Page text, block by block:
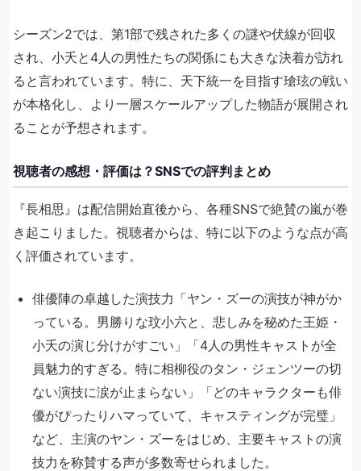
シーズン2では、第1部で残された多くの謎や伏線が回収
され、小夭と4人の男性たちの関係にも大きな決着が訪れ
ると言われています。特に、天下統一を目指す瑲玹の戦い
が本格化し、より一層スケールアップした物語が展開され
ることが予想されます。
視聴者の感想・評価は？SNSでの評判まとめ
『長相思』は配信開始直後から、各種SNSで絶賛の嵐が巻
き起こりました。視聴者からは、特に以下のような点が高
く評価されています。
俳優陣の卓越した演技力「ヤン・ズーの演技が神がか
っている。男勝りな玟小六と、悲しみを秘めた王姫・
小夭の演じ分けがすごい」「4人の男性キャストが全
員魅力的すぎる。特に相柳役のタン・ジェンツーの切
ない演技に涙が止まらない」「どのキャラクターも俳
優がぴったりハマっていて、キャスティングが完璧」
など、主演のヤン・ズーをはじめ、主要キャストの演
技力を称賛する声が多数寄せられました。